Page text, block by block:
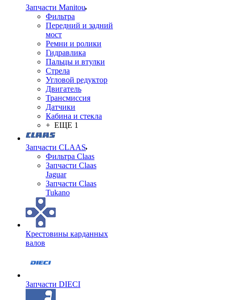
Запчасти Manitou
Фильтра
Передний и задний
мост
Ремни и ролики
Гидравлика
Пальцы и втулки
Стрела
Угловой редуктор
Двигатель
Трансмиссия
Датчики
Кабина и стекла
+ ЕЩЕ 1
Запчасти CLAAS
Фильтра Claas
Запчасти Claas
Jaguar
Запчасти Claas
Tukano
Крестовины карданных
валов
Запчасти DIECI